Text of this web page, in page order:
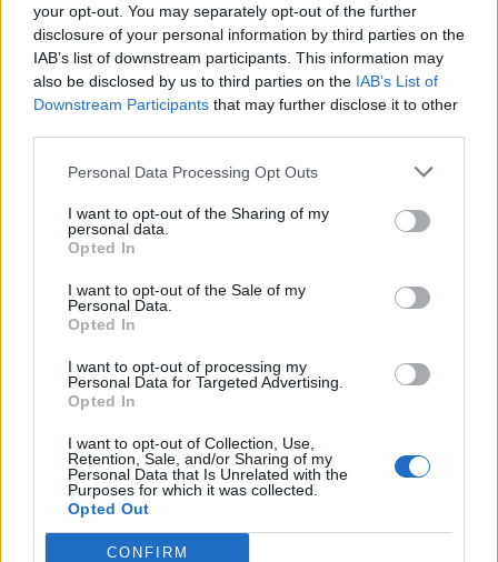
your opt-out. You may separately opt-out of the further
disclosure of your personal information by third parties on the
IAB’s list of downstream participants. This information may
also be disclosed by us to third parties on the IAB’s List of
Downstream Participants that may further disclose it to other
Personal Data Processing Opt Outs
I want to opt-out of the Sharing of my
personal data.
Opted In
I want to opt-out of the Sale of my
Personal Data.
Opted In
I want to opt-out of processing my
Personal Data for Targeted Advertising.
Opted In
I want to opt-out of Collection, Use,
Retention, Sale, and/or Sharing of my
Personal Data that Is Unrelated with the
Purposes for which it was collected.
Opted Out
CONFIRM
Οι μύθοι που υπονομεύουν την
υγεία της γυναικείας καρδιάς
13 Μαρτίου 2025
2 3
9 πράγματα που δεν πρέπει να
λέτε σε έναν επισκέπτη
27 Φεβρουαρίου 2026
Πάνω από 100 μωρά έχουν
γεννηθεί μέσω εξωσωματικής, με
την υποστήριξη της Be-Live
27 Φεβρουαρίου 2026